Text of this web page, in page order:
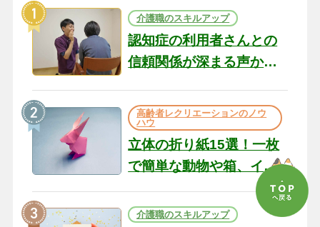
介護職のスキルアップ
認知症の利用者さんとの
信頼関係が深まる声かけ
の現場から（22）
高齢者レクリエーションのノウ
ハウ
立体の折り紙15選！一枚
で簡単な動物や箱、イン
テリアになる作品まで
介護職のスキルアップ